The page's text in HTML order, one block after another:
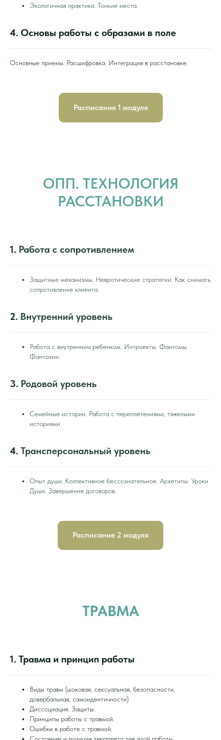
Экологичная практика. Тонкие места.
4. Основы работы с образами в поле
Основные приемы. Расшифровка. Интеграция в расстановке.
Расписание 1 модуля
ОПП. ТЕХНОЛОГИЯ
РАССТАНОВКИ
1. Работа с сопротивлением
Защитные механизмы. Невротические стратегии. Как снимать
сопротивление клиента.
2. Внутренний уровень
Работа с внутренним ребенком. Интроекты. Фантомы.
Фантазии.
3. Родовой уровень
Семейные истории. Работа с переплетениями, тяжелыми
историями
4. Трансперсональный уровень
Опыт души. Коллективное бессознательное. Архетипы. Уроки
Души. Завершение договоров.
Расписание 2 модуля
ТРАВМА
1. Травма и принцип работы
Виды травм (шоковая, сексуальная, безопасности,
довербальная, самоидентичности)
Диссоциация. Защиты.
Принципы работы с травмой.
Ошибки в работе с травмой.